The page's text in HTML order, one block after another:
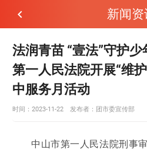
 新闻资
法润青苗 “壹法”守护
第一人民法院开展“维
中服务月活动
时间：2023-11-22 发布者： 团市委宣传部
中山市第一人民法院刑事